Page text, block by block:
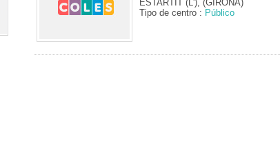
ESTARTIT (L'), (GIRONA)
Tipo de centro : Público